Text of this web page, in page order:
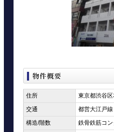
住所
東京都渋谷
交通
都営大江戸
構造/階数
鉄骨鉄筋コ